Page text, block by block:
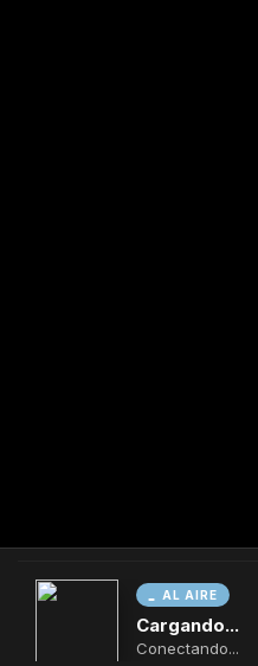
AL AIRE
Cargando...
Conectando...